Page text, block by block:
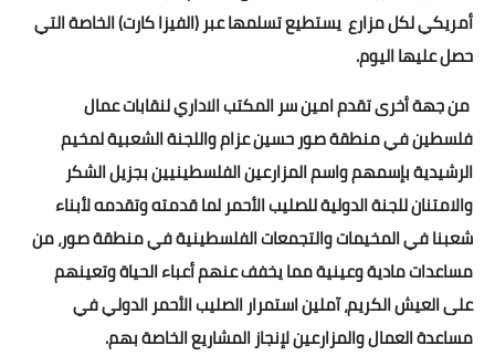
أمريكي لكل مزارع يستطيع تسلمها عبر (الفيزا كارت) الخاصة التي
حصل عليها اليوم.
من جهة أخرى تقدم امين سر المكتب الاداري لنقابات عمال
فلسطين في منطقة صور حسين عزام واللجنة الشعبية لمخيم
الرشيدية بإسمهم واسم المزارعين الفلسطينيين بجزيل الشكر
والامتنان للجنة الدولية للصليب الأحمر لما قدمته وتقدمه لأبناء
شعبنا في المخيمات والتجمعات الفلسطينية في منطقة صور، من
مساعدات مادية وعينية مما يخفف عنهم أعباء الحياة وتعينهم
على العيش الكريم، آملين استمرار الصليب الأحمر الدولي في
مساعدة العمال والمزارعين لإنجاز المشاريع الخاصة بهم.